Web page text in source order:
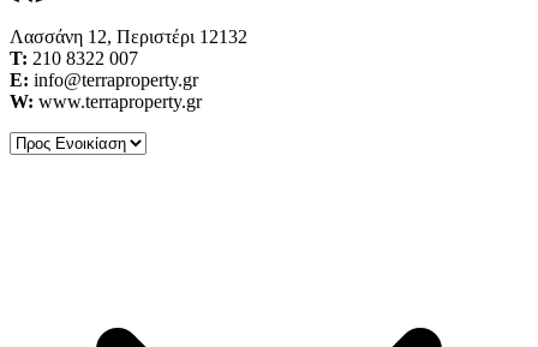
Λασσάνη 12, Περιστέρι 12132
Τ: 210 8322 007
E: info@terraproperty.gr
W: www.terraproperty.gr